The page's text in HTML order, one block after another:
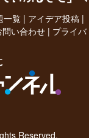
一覧 | アイデア投稿 |
問い合わせ | プライバ
Reserved.